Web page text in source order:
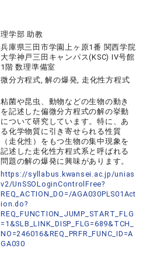
理学部 助教
兵庫県三田市学園上ヶ原1番 関西学院
大学神戸三田キャンパス(KSC) IV号館
1階 数理準備室
微分方程式, 解の爆発, 走化性方程式
粘菌や昆虫、動物などの生物の動き
を記述した偏微分方程式の解の挙動
について研究しています。特に、あ
る化学物質に引き寄せられる性質
（走化性）をもつ生物の集中現象を
記述した走化性方程式系と呼ばれる
問題の解の爆発に興味があります。
https://syllabus.kwansei.ac.jp/unias
v2/UnSSOLoginControlFree?
REQ_ACTION_DO=/AGA030PLS01Act
ion.do?
REQ_FUNCTION_JUMP_START_FLG
=1&SLB_LINK_DISP_FLG=689&TCH_
NO=246016&REQ_PRFR_FUNC_ID=A
GA030